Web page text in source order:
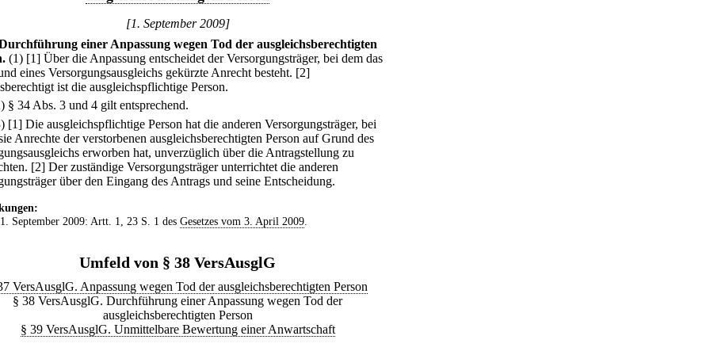
[1. September 2009]
einer Anpassung wegen Tod der ausgleichsberechtigten
(1) [1] Über die Anpassung entscheidet der Versorgungsträger, bei dem das
eines Versorgungsausgleichs gekürzte Anrecht besteht. [2]
ist die ausgleichspflichtige Person.
§ 34 Abs. 3 und 4 gilt entsprechend.
[1] Die ausgleichspflichtige Person hat die anderen Versorgungsträger, bei
Anrechte der verstorbenen ausgleichsberechtigten Person auf Grund des
erworben hat, unverzüglich über die Antragstellung zu
[2] Der zuständige Versorgungsträger unterrichtet die anderen
über den Eingang des Antrags und seine Entscheidung.
September 2009: Artt. 1, 23 S. 1 des Gesetzes vom 3. April 2009.
Umfeld von § 38 VersAusglG
VersAusglG. Anpassung wegen Tod der ausgleichsberechtigten Person
§ 38 VersAusglG. Durchführung einer Anpassung wegen Tod der
ausgleichsberechtigten Person
§ 39 VersAusglG. Unmittelbare Bewertung einer Anwartschaft